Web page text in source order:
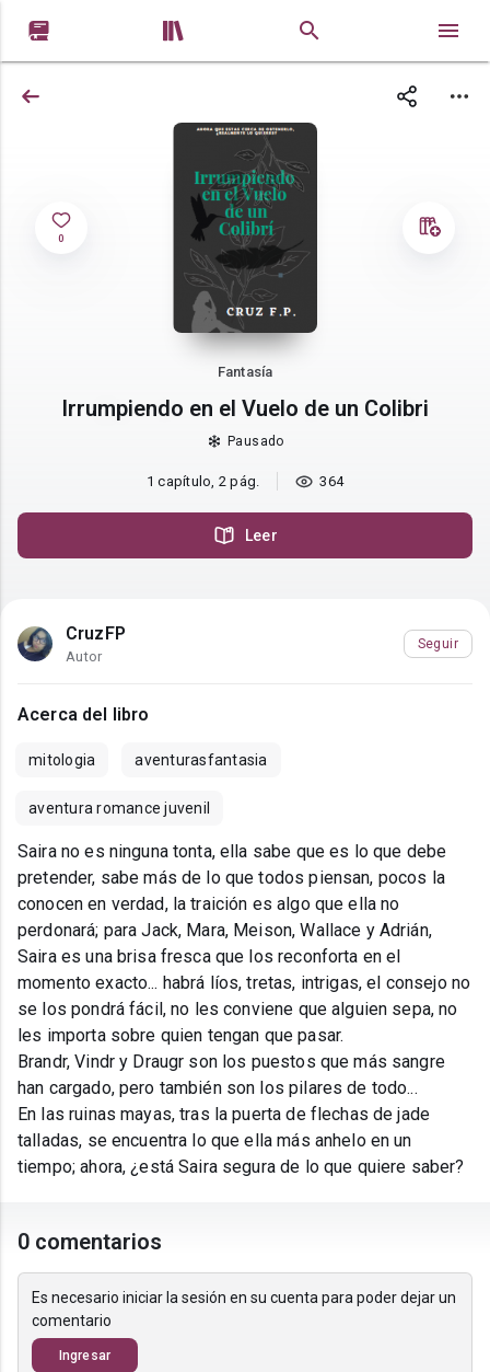
 
0
Fantasía
Irrumpiendo en el Vuelo de un Colibri
Pausado
1 capítulo, 2 pág. 364
Leer
CruzFP
Autor
Seguir
Acerca del libro
mitologia aventurasfantasia
aventura romance juvenil
Saira no es ninguna tonta, ella sabe que es lo que debe
pretender, sabe más de lo que todos piensan, pocos la
conocen en verdad, la traición es algo que ella no
perdonará; para Jack, Mara, Meison, Wallace y Adrián,
Saira es una brisa fresca que los reconforta en el
momento exacto... habrá líos, tretas, intrigas, el consejo no
se los pondrá fácil, no les conviene que alguien sepa, no
les importa sobre quien tengan que pasar.
Brandr, Vindr y Draugr son los puestos que más sangre
han cargado, pero también son los pilares de todo...
En las ruinas mayas, tras la puerta de flechas de jade
talladas, se encuentra lo que ella más anhelo en un
tiempo; ahora, ¿está Saira segura de lo que quiere saber?
0 comentarios
Es necesario iniciar la sesión en su cuenta para poder dejar un
comentario
Ingresar